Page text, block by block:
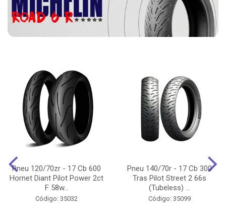
Pneu 120/70zr - 17 Cb 600
Hornet Diant Pilot Power 2ct
F 58w...
Código: 35032
Pneu 140/70r - 17 Cb 300
Tras Pilot Street 2 66s
(Tubeless) ...
Código: 35099